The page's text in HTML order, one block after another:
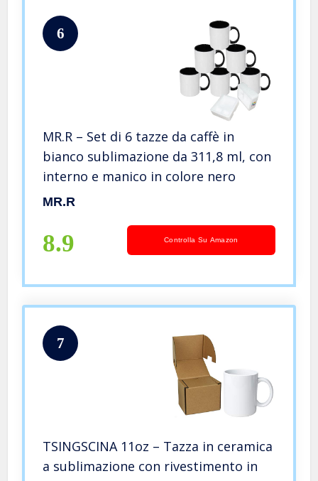
6
MR.R – Set di 6 tazze da caffè in
bianco sublimazione da 311,8 ml, con
interno e manico in colore nero
MR.R
8.9 Controlla Su Amazon
7
TSINGSCINA 11oz – Tazza in ceramica
a sublimazione con rivestimento in